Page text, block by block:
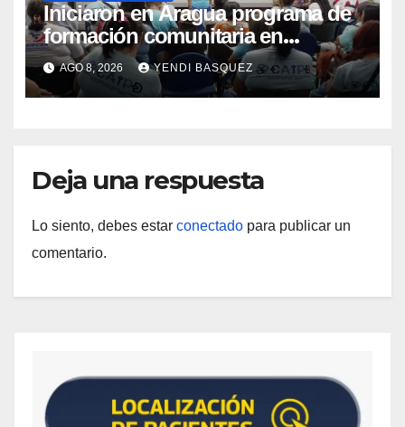
Iniciaron en Aragua programa de
formación comunitaria en
atención a personas con
discapacidad
AGO 8, 2026 YENDI BASQUEZ
Deja una respuesta
Lo siento, debes estar conectado para publicar un
comentario.